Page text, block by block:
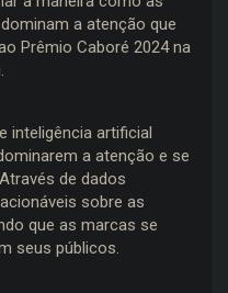
a atenção que
Prêmio Caboré 2024 na
inteligência artificial
a atenção e se
de dados
sobre as
que as marcas se
seus públicos.